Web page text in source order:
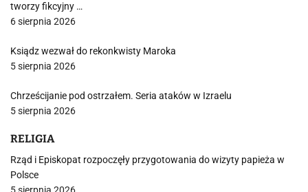
tworzy fikcyjny …
6 sierpnia 2026
Ksiądz wezwał do rekonkwisty Maroka
5 sierpnia 2026
Chrześcijanie pod ostrzałem. Seria ataków w Izraelu
5 sierpnia 2026
RELIGIA
Rząd i Episkopat rozpoczęły przygotowania do wizyty papieża w
Polsce